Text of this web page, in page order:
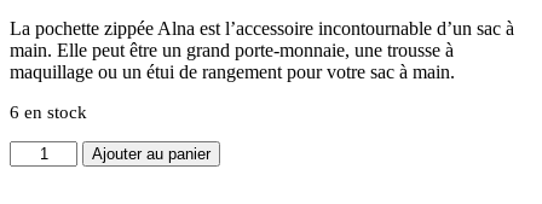
La pochette zippée Alna est l’accessoire incontournable d’un sac à
main. Elle peut être un grand porte-monnaie, une trousse à
maquillage ou un étui de rangement pour votre sac à main.
6 en stock
quantité
de
Ajouter au panier